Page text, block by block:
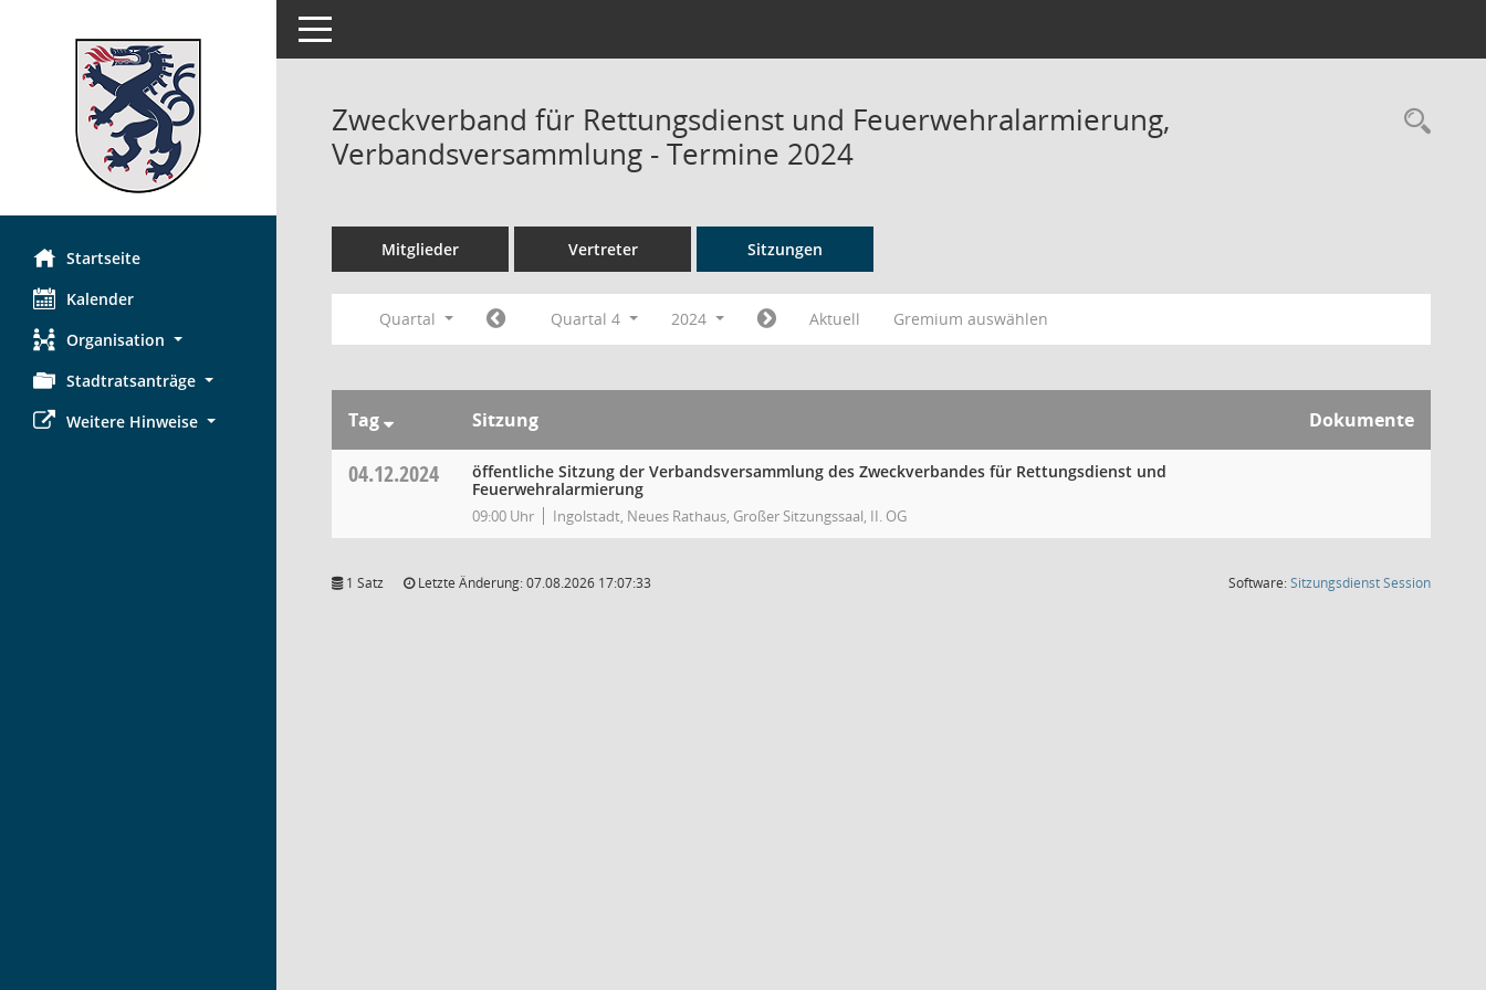
Startseite
Kalender
Organisation
Stadtratsanträge
Weitere Hinweise
Toggle navigation
Zweckverband für Rettungsdienst und Feuerwehralarmierung,
Verbandsversammlung - Termine 2024
Mitglieder Vertreter Sitzungen
Quartal Quartal 4 2024 Aktuell Gremium auswählen
Tag Sitzung Dokumente
04.12.2024
öffentliche Sitzung der Verbandsversammlung des Zweckverbandes für Rettungsdienst und
Feuerwehralarmierung
09:00 Uhr Ingolstadt, Neues Rathaus, Großer Sitzungssaal, II. OG
1 Satz Letzte Änderung: 07.08.2026 17:07:33 Software:SitzungsdienstSession(Wird in